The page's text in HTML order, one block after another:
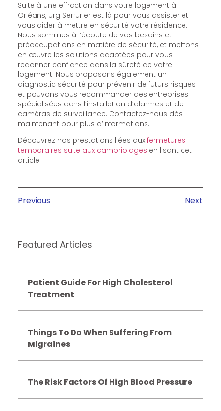
Suite à une effraction dans votre logement à
Orléans, Urg Serrurier est là pour vous assister et
vous aider à mettre en sécurité votre résidence.
Nous sommes à l’écoute de vos besoins et
préoccupations en matière de sécurité, et mettons
en œuvre les solutions adaptées pour vous
redonner confiance dans la sûreté de votre
logement. Nous proposons également un
diagnostic sécurité pour prévenir de futurs risques
et pouvons vous recommander des entreprises
spécialisées dans l’installation d’alarmes et de
caméras de surveillance. Contactez-nous dès
maintenant pour plus d’informations.
Découvrez nos prestations liées aux fermetures
temporaires suite aux cambriolages en lisant cet
article
Previous Next
Featured Articles
Patient Guide For High Cholesterol
Treatment
Things To Do When Suffering From
Migraines
The Risk Factors Of High Blood Pressure